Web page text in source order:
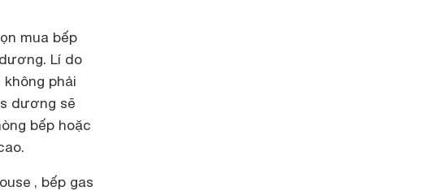
mua bếp
Lí do
phải
dương sẽ
bếp hoặc
, bếp gas